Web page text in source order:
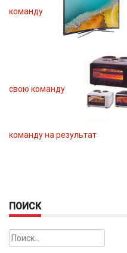
команду
свою команду
команду на результат
ПОИСК
Найти: